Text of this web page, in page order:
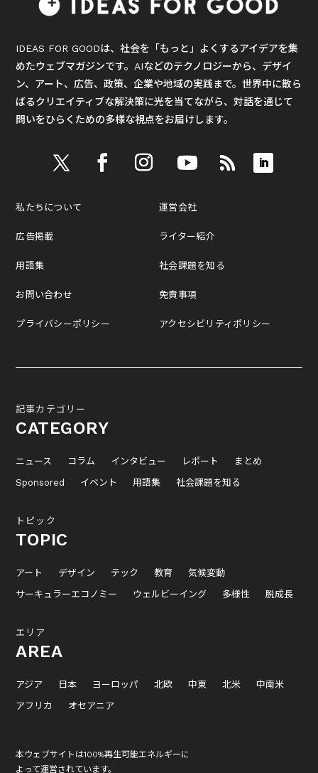
IDEAS FOR GOODは、社会を「もっと」よくするアイデアを集
めたウェブマガジンです。AIなどのテクノロジーから、デザイ
ン、アート、広告、政策、企業や地域の実践まで。世界中に散ら
ばるクリエイティブな解決策に光を当てながら、対話を通じて
問いをひらくための多様な視点をお届けします。
私たちについて
広告掲載
用語集
お問い合わせ
プライバシーポリシー
運営会社
ライター紹介
社会課題を知る
免責事項
アクセシビリティポリシー
記事カテゴリー
CATEGORY
ニュース コラム インタビュー レポート
まとめ
Sponsored
イベント 用語集 社会課題を知る
トピック
TOPIC
アート デザイン テック 教育
気候変動
サーキュラーエコノミー
ウェルビーイング 多様性 脱成長
エリア
AREA
アジア 日本 ヨーロッパ 北欧 中東 北米
中南米
アフリカ
オセアニア
本ウェブサイトは100%再生可能エネルギーに
よって運営されています。